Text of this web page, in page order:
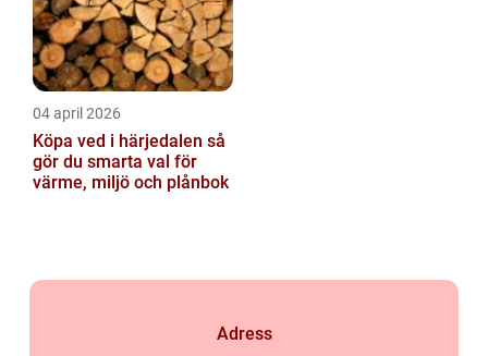
04 april 2026
Köpa ved i härjedalen så
gör du smarta val för
värme, miljö och plånbok
Adress